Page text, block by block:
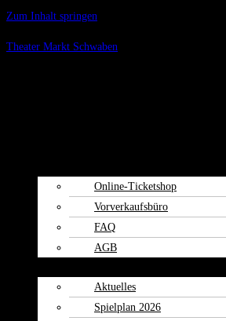
Zum Inhalt springen
Theater Markt Schwaben
Online-Ticketshop
Vorverkaufsbüro
FAQ
AGB
Aktuelles
Spielplan 2026